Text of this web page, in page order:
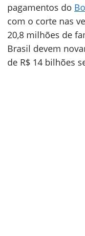
pagamentos do
com o corte nas
20,8 milhões de
Brasil devem
de R$ 14 bilhões